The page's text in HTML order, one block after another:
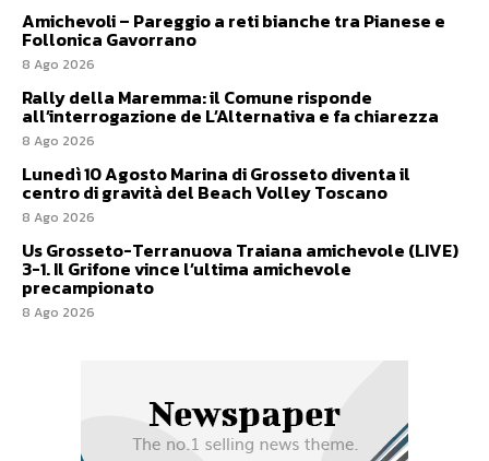
Amichevoli – Pareggio a reti bianche tra Pianese e
Follonica Gavorrano
8 Ago 2026
Rally della Maremma: il Comune risponde
all’interrogazione de L’Alternativa e fa chiarezza
8 Ago 2026
Lunedì 10 Agosto Marina di Grosseto diventa il
centro di gravità del Beach Volley Toscano
8 Ago 2026
Us Grosseto-Terranuova Traiana amichevole (LIVE)
3-1. Il Grifone vince l’ultima amichevole
precampionato
8 Ago 2026